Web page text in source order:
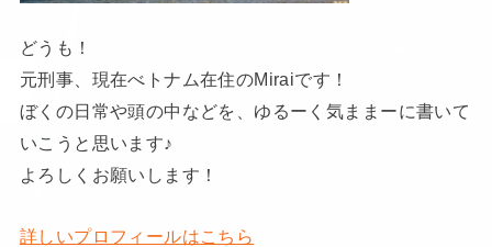
どうも！
元刑事、現在べトナム在住のMiraiです！
ぼくの日常や頭の中などを、ゆるーく気ままーに書いて
いこうと思います♪
よろしくお願いします！
詳しいプロフィールはこちら